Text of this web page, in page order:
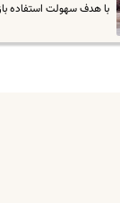
با هدف سهولت استفاده